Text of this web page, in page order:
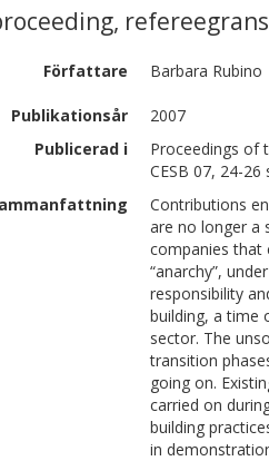
,
Författare Barbara Rubino
Publikationsår
2007
Publicerad i
Proceedings of
CESB 07, 24-
Contributions
are no longer a
companies that
“anarchy”,
responsibility
building, a time
sector. The
transition
going on.
carried on
building
in